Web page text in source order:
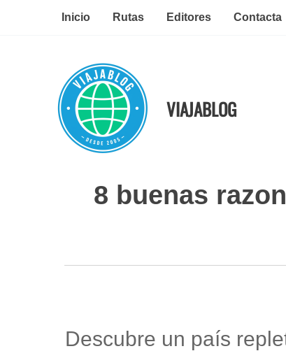
Inicio Rutas Editores Contacta
VIAJABLOG
8 buenas
Descubre un país